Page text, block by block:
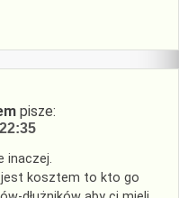
pisze:
inaczej.
jest kosztem to kto go